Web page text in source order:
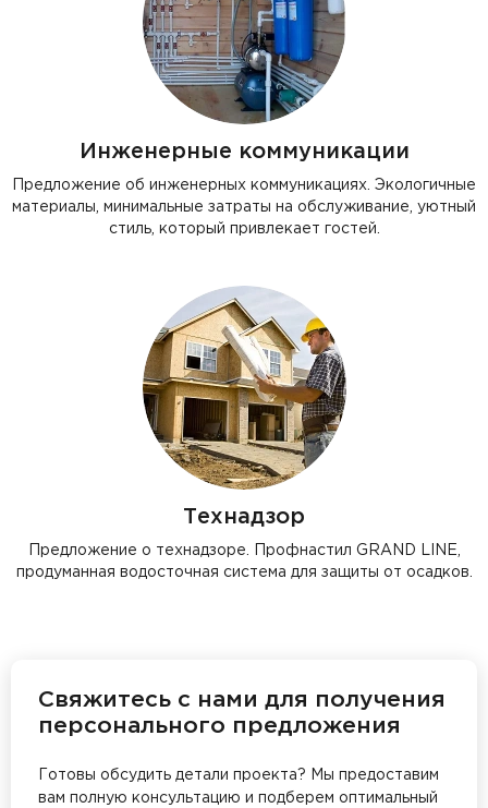
Инженерные коммуникации
Предложение об инженерных коммуникациях. Экологичные
материалы, минимальные затраты на обслуживание, уютный
стиль, который привлекает гостей.
Технадзор
Предложение о технадзоре. Профнастил GRAND LINE,
продуманная водосточная система для защиты от осадков.
Свяжитесь с нами для получения
персонального предложения
Готовы обсудить детали проекта? Мы предоставим
вам полную консультацию и подберем оптимальный